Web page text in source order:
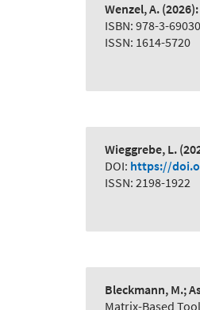
Wenzel, A. (2026):
ISBN: 978-3-
ISSN: 1614-5720
Wieggrebe, L.
DOI: https://
ISSN: 2198-1922
Bleckmann, M.;
Matrix-Based Tool